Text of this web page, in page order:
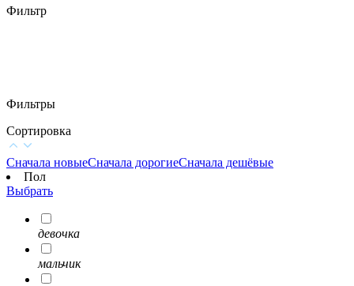
Фильтр
Фильтры
Сортировка
Сначала новыеСначала дорогиеСначала дешёвые
Пол
Выбрать
девочка
мальчик